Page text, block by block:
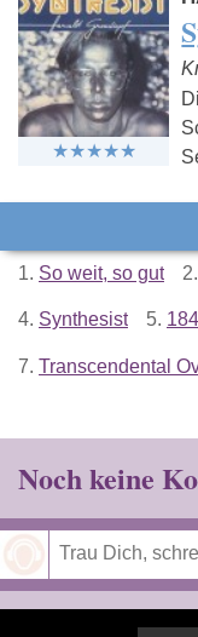
1. So weit, so gut 2.
4. Synthesist 5.
7. Transcendental
Noch keine